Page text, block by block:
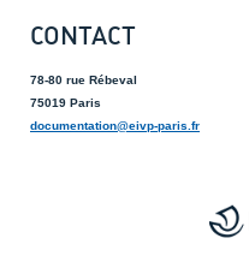
CONTACT
78-80 rue Rébeval
75019 Paris
documentation@eivp-paris.fr